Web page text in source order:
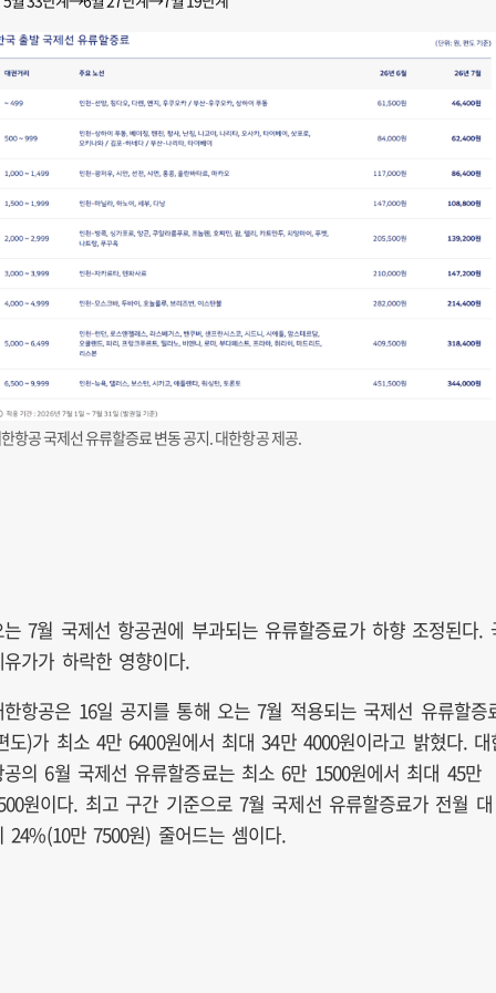
항공 국제선 유류할증료 변동 공지. 대한항공 제공.
는 7월 국제선 항공권에 부과되는 유류할증료가 하향 조정된다.
가가 하락한 영향이다.
한항공은 16일 공지를 통해 오는 7월 적용되는 국제선 유류할증
도)가 최소 4만 6400원에서 최대 34만 4000원이라고 밝혔다. 대
공의 6월 국제선 유류할증료는 최소 6만 1500원에서 최대 45만
원이다. 최고 구간 기준으로 7월 국제선 유류할증료가 전월 대
24%(10만 7500원) 줄어드는 셈이다.